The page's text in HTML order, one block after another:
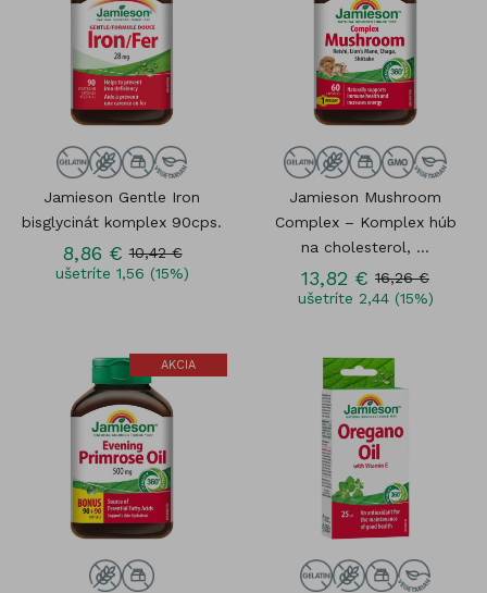
Jamieson Gentle Iron
bisglycinát komplex 90cps.
8,86 € 10,42 €
ušetríte 1,56 (15%)
Jamieson Mushroom
Complex – Komplex húb
na cholesterol, ...
13,82 € 16,26 €
ušetríte 2,44 (15%)
AKCIA